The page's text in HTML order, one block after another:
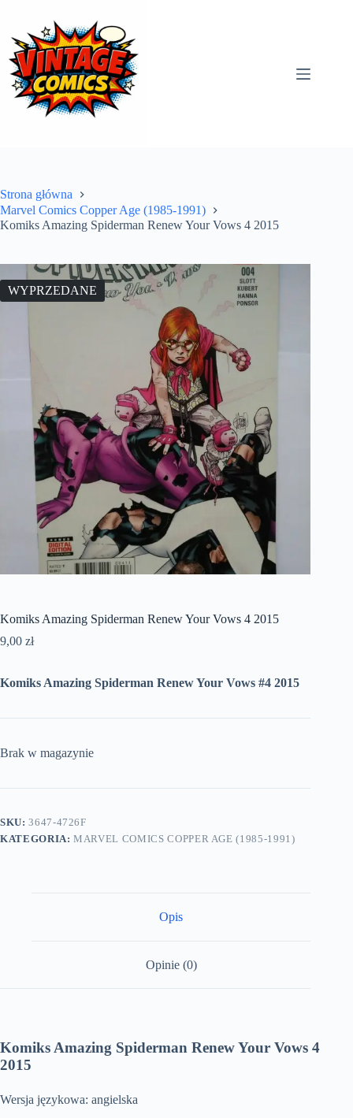
treści
Strona główna
Marvel Comics Copper Age (1985-1991)
Komiks Amazing Spiderman Renew Your Vows 4 2015
WYPRZEDANE
Komiks Amazing Spiderman Renew Your Vows 4 2015
9,00 zł
Komiks Amazing Spiderman Renew Your Vows #4 2015
Brak w magazynie
SKU:3647-4726F
KATEGORIA:MARVEL COMICS COPPER AGE (1985-1991)
Opis
Opinie (0)
Komiks Amazing Spiderman Renew Your Vows 4
2015
Wersja językowa: angielska